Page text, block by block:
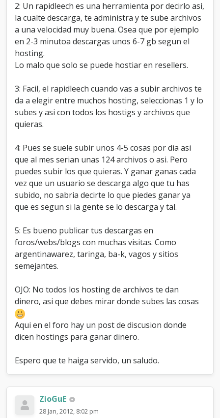
2: Un rapidleech es una herramienta por decirlo asi,
la cualte descarga, te administra y te sube archivos
a una velocidad muy buena. Osea que por ejemplo
en 2-3 minutoa descargas unos 6-7 gb segun el
hosting.
Lo malo que solo se puede hostiar en resellers.
3: Facil, el rapidleech cuando vas a subir archivos te
da a elegir entre muchos hosting, seleccionas 1 y lo
subes y asi con todos los hostigs y archivos que
quieras.
4: Pues se suele subir unos 4-5 cosas por dia asi
que al mes serian unas 124 archivos o asi. Pero
puedes subir los que quieras. Y ganar ganas cada
vez que un usuario se descarga algo que tu has
subido, no sabria decirte lo que piedes ganar ya
que es segun si la gente se lo descarga y tal.
5: Es bueno publicar tus descargas en
foros/webs/blogs con muchas visitas. Como
argentinawarez, taringa, ba-k, vagos y sitios
semejantes.
OJO: No todos los hosting de archivos te dan
dinero, asi que debes mirar donde subes las cosas
Aqui en el foro hay un post de discusion donde
dicen hostings para ganar dinero.
Espero que te haiga servido, un saludo.
ZioGuE
28 Jan, 2012, 8:02 pm